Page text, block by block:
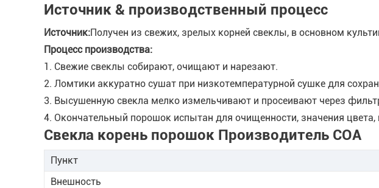
Источник & производственный процесс
Источник:Получен из свежих, зрелых корней свеклы, в основном
Процесс производства:
1. Свежие свеклы собирают, очищают и нарезают.
2. Ломтики аккуратно сушат при низкотемпературной сушке для
3. Высушенную свекла мелко измельчивают и просеивают через
4. Окончательный порошок испытан для очищенности, значения цвета,
Свекла корень порошок Производитель COA
Пункт
Внешность